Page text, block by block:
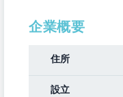
企業概要
住所
設立